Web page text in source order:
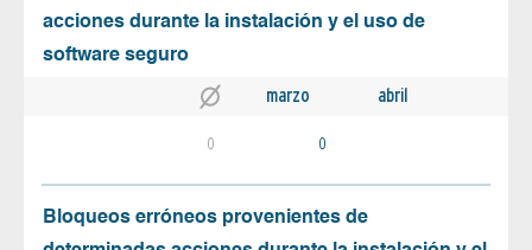
acciones durante la instalación y el uso de
software seguro
marzo abril
0 0
Bloqueos erróneos provenientes de